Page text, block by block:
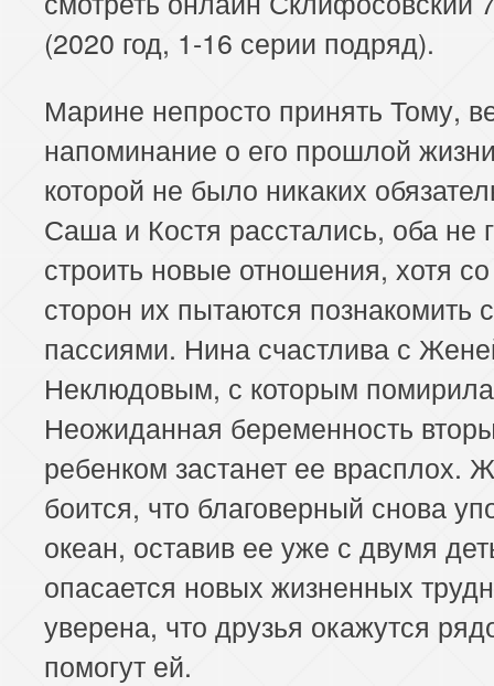
(2020 год, 1-16 серии подряд).
Марине непросто принять Тому,
напоминание о его прошлой
которой не было никаких
Саша и Костя расстались, оба не
строить новые отношения, хотя
сторон их пытаются познакомить
пассиями. Нина счастлива с
Неклюдовым, с которым
Неожиданная беременность
ребенком застанет ее врасплох.
боится, что благоверный снова
океан, оставив ее уже с двумя
опасается новых жизненных
уверена, что друзья окажутся
помогут ей.